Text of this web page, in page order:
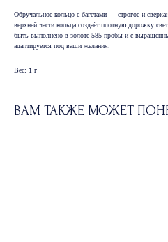
Обручальное кольцо с багетами — строгое и
верхней части кольца создаёт плотную дорожку
быть выполнено в золоте 585 пробы и с
адаптируется под ваши желания.
Вес: 1 г
ВАМ ТАКЖЕ МОЖЕТ